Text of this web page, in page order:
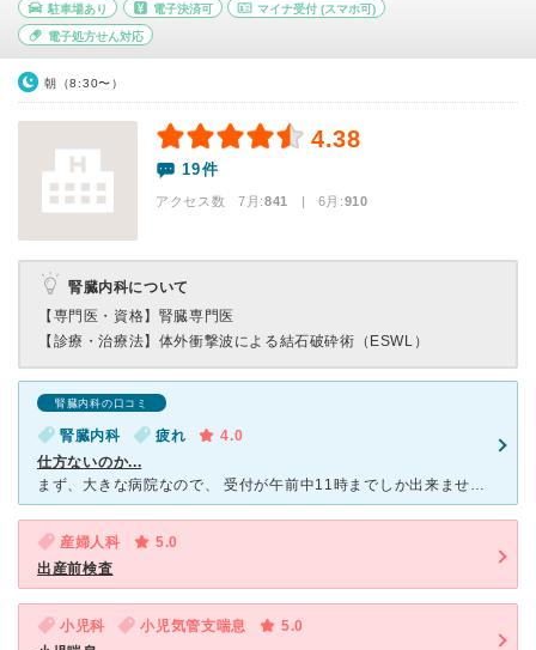
駐車場あり 電子決済可 マイナ受付 (スマホ可)
電子処方せん対応
朝（8:30〜）
4.38
19件
アクセス数 7月:841 | 6月:910
腎臓内科について
【専門医・資格】 腎臓専門医
【診療・治療法】 体外衝撃波による結石破砕術（ESWL）
腎臓内科の口コミ
腎臓内科 疲れ
4.0
仕方ないのか...
まず、大きな病院なので、 受付が午前中11時までしか出来ません。 8時から受付が開始しますが、8時前に行ってもかなりお客さんが来ていて、結局早く行っても待ち時間が少しありました。 それも受付の話
産婦人科
5.0
出産前検査
小児科 小児気管支喘息
5.0